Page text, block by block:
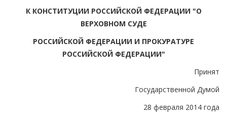
К КОНСТИТУЦИИ РОССИЙСКОЙ ФЕДЕРАЦИИ "О
ВЕРХОВНОМ СУДЕ
РОССИЙСКОЙ ФЕДЕРАЦИИ И ПРОКУРАТУРЕ
РОССИЙСКОЙ ФЕДЕРАЦИИ"
Принят
Государственной Думой
28 февраля 2014 года